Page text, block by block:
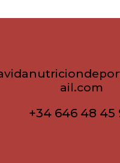
ail.com
+34 646 48 45